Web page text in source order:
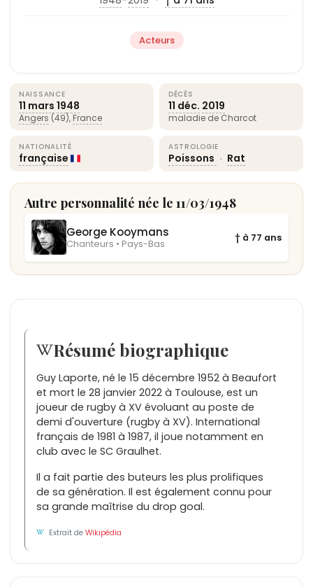
Acteurs
NAISSANCE
11 mars 1948
Angers (49), France
DÉCÈS
11 déc. 2019
maladie de Charcot
NATIONALITÉ
française
ASTROLOGIE
Poissons · Rat
Autre personnalité née le 11/03/1948
George Kooymans
Chanteurs • Pays-Bas
† à 77 ans
Résumé biographique
Guy Laporte, né le 15 décembre 1952 à Beaufort
et mort le 28 janvier 2022 à Toulouse, est un
joueur de rugby à XV évoluant au poste de
demi d'ouverture (rugby à XV). International
français de 1981 à 1987, il joue notamment en
club avec le SC Graulhet.
Il a fait partie des buteurs les plus prolifiques
de sa génération. Il est également connu pour
sa grande maîtrise du drop goal.
Extrait deWikipédia